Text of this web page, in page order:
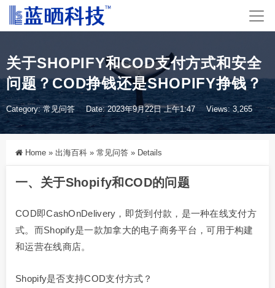
关于SHOPIFY和COD支付方式和安全
问题？COD挣钱还是SHOPIFY挣钱？
Category:常见问答 Date: 2023年9月22日 上午1:47 Views: 3,265
Home » 出海百科 » 常见问答 » Details
一、关于Shopify和COD的问题
COD即CashOnDelivery，即货到付款，是一种在线支付方
式。而Shopify是一款加拿大的电子商务平台，可用于构建
和运营在线商店。
Shopify是否支持COD支付方式？